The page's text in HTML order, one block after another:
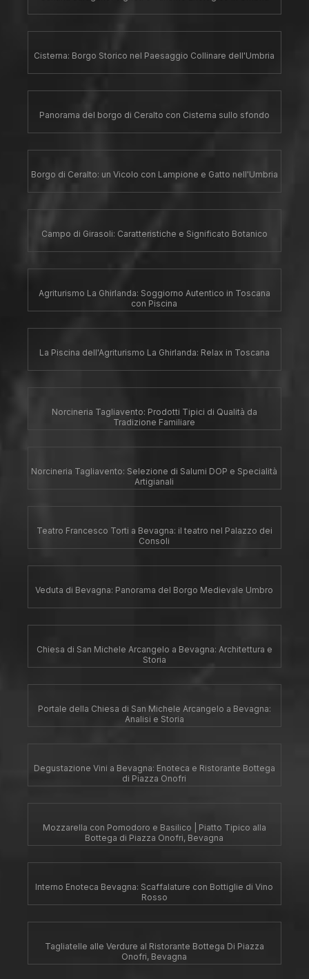
Cisterna: Borgo Storico nel Paesaggio Collinare dell'Umbria
Panorama del borgo di Ceralto con Cisterna sullo sfondo
Borgo di Ceralto: un Vicolo con Lampione e Gatto nell'Umbria
Campo di Girasoli: Caratteristiche e Significato Botanico
Agriturismo La Ghirlanda: Soggiorno Autentico in Toscana
con Piscina
La Piscina dell'Agriturismo La Ghirlanda: Relax in Toscana
Norcineria Tagliavento: Prodotti Tipici di Qualità da
Tradizione Familiare
Norcineria Tagliavento: Selezione di Salumi DOP e Specialità
Artigianali
Teatro Francesco Torti a Bevagna: il teatro nel Palazzo dei
Consoli
Veduta di Bevagna: Panorama del Borgo Medievale Umbro
Chiesa di San Michele Arcangelo a Bevagna: Architettura e
Storia
Portale della Chiesa di San Michele Arcangelo a Bevagna:
Analisi e Storia
Degustazione Vini a Bevagna: Enoteca e Ristorante Bottega
di Piazza Onofri
Mozzarella con Pomodoro e Basilico | Piatto Tipico alla
Bottega di Piazza Onofri, Bevagna
Interno Enoteca Bevagna: Scaffalature con Bottiglie di Vino
Rosso
Tagliatelle alle Verdure al Ristorante Bottega Di Piazza
Onofri, Bevagna